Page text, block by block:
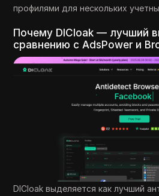
профилями для нескольких
Почему DICloak — лучший
сравнению с AdsPower и
DICloak выделяется как лучший